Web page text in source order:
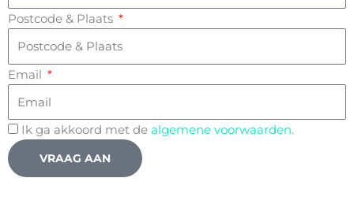
Postcode & Plaats
Email
Ik ga akkoord met de algemene voorwaarden.
VRAAG AAN